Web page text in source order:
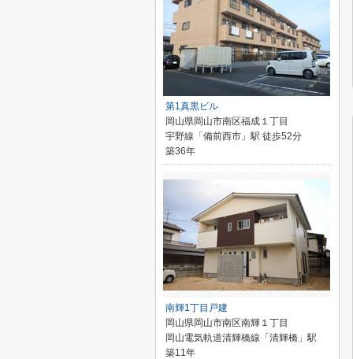
第1真黒ビル
岡山県岡山市南区福成１丁目
宇野線「備前西市」駅 徒歩52分
築36年
南輝1丁目戸建
岡山県岡山市南区南輝１丁目
岡山電気軌道清輝橋線「清輝橋」駅
築11年